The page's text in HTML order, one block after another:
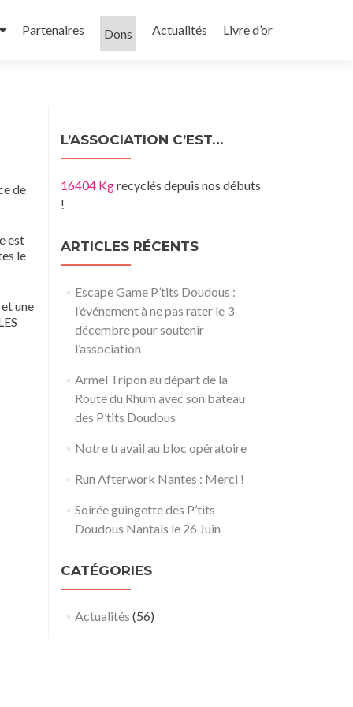
Partenaires Dons Actualités Livre d’or
de
est
le
une
L’ASSOCIATION C’EST…
16404 Kgrecyclés depuis nos débuts
!
ARTICLES RÉCENTS
Escape Game P’tits Doudous :
l’événement à ne pas rater le 3
décembre pour soutenir
l’association
Armel Tripon au départ de la
Route du Rhum avec son bateau
des P’tits Doudous
Notre travail au bloc opératoire
Run Afterwork Nantes : Merci !
Soirée guingette des P’tits
Doudous Nantais le 26 Juin
CATÉGORIES
Actualités (56)